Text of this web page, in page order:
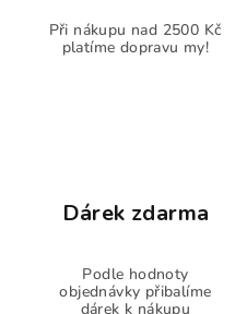
Při nákupu nad 2500 Kč
platíme dopravu my!
Dárek zdarma
Podle hodnoty
objednávky přibalíme
dárek k nákupu